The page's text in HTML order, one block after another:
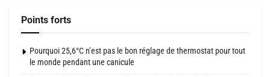
Points forts
Pourquoi 25,6°C n’est pas le bon réglage de thermostat pour tout
le monde pendant une canicule